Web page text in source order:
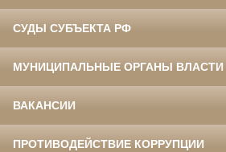
СУДЫ СУБЪЕКТА РФ
МУНИЦИПАЛЬНЫЕ ОРГАНЫ ВЛАСТИ
ВАКАНСИИ
ПРОТИВОДЕЙСТВИЕ КОРРУПЦИИ